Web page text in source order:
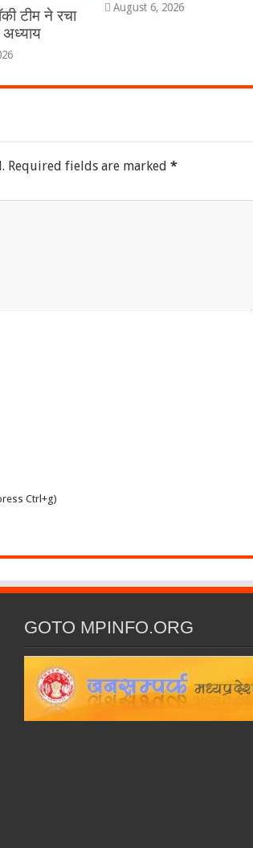
टीम ने रचा
अध्याय
August 6, 2026
Required fields are marked *
Ctrl+g)
GOTO MPINFO.ORG